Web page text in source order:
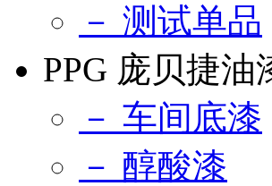
－ 测试单品
PPG 庞贝捷油
－ 车间底漆
－ 醇酸漆